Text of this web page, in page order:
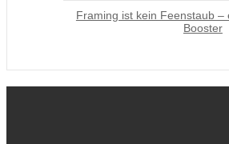
Framing ist kein Feenstaub –
Booster